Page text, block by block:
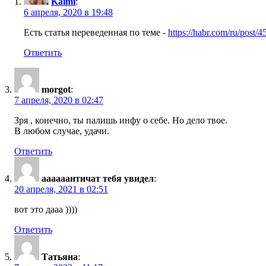
6 апреля, 2020 в 19:48
Есть статья переведенная по теме - https://habr.com/ru/post/
Ответить
morgot:
7 апреля, 2020 в 02:47
Зря , конечно, ты палишь инфу о себе. Но дело твое.
В любом случае, удачи.
Ответить
аааааантичат тебя увидел:
20 апреля, 2021 в 02:51
вот это дааа ))))
Ответить
Татьяна: